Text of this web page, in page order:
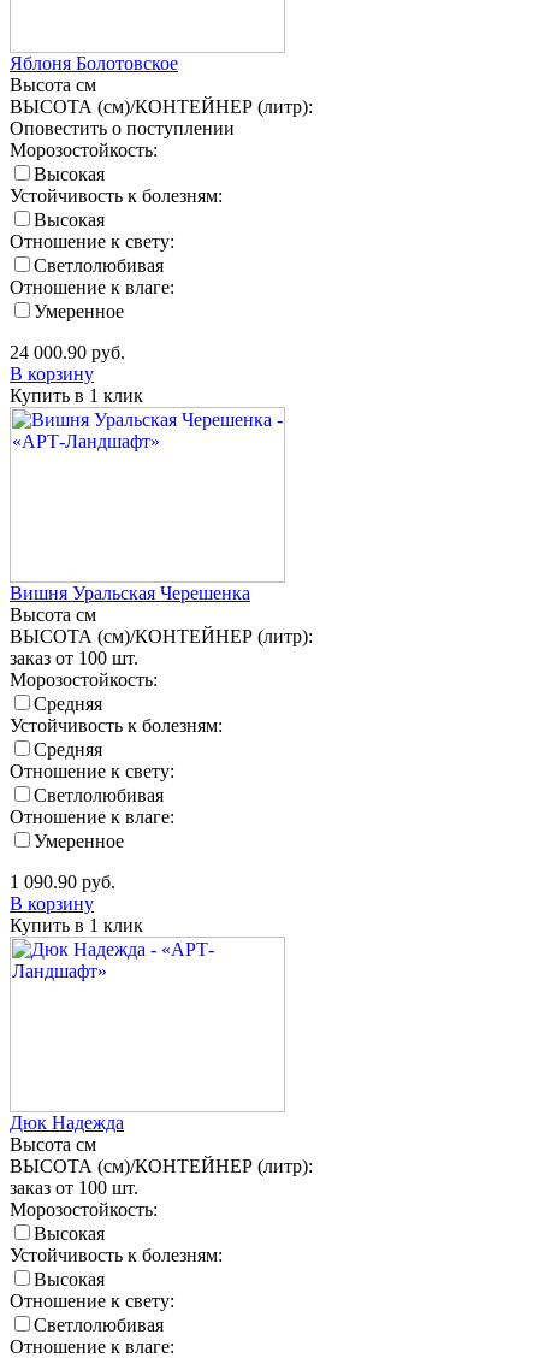
Яблоня Болотовское
Высота см
ВЫСОТА (см)/КОНТЕЙНЕР (литр):
Оповестить о поступлении
Морозостойкость:
Высокая
Устойчивость к болезням:
Высокая
Отношение к свету:
Светлолюбивая
Отношение к влаге:
Умеренное
24 000.90 руб.
В корзину
Купить в 1 клик
Вишня Уральская Черешенка
Высота см
ВЫСОТА (см)/КОНТЕЙНЕР (литр):
заказ от 100 шт.
Морозостойкость:
Средняя
Устойчивость к болезням:
Средняя
Отношение к свету:
Светлолюбивая
Отношение к влаге:
Умеренное
1 090.90 руб.
В корзину
Купить в 1 клик
Дюк Надежда
Высота см
ВЫСОТА (см)/КОНТЕЙНЕР (литр):
заказ от 100 шт.
Морозостойкость:
Высокая
Устойчивость к болезням:
Высокая
Отношение к свету:
Светлолюбивая
Отношение к влаге: